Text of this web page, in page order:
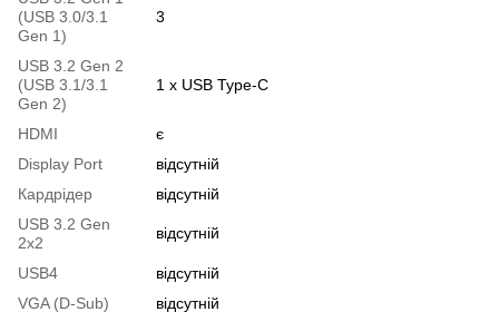
(USB 3.0/3.1
Gen 1)
3
USB 3.2 Gen 2
(USB 3.1/3.1
Gen 2)
1 х USB Type-C
HDMI
є
Display Port
відсутній
Кардрідер
відсутній
USB 3.2 Gen
2x2
відсутній
USB4
відсутній
VGA (D-Sub)
відсутній